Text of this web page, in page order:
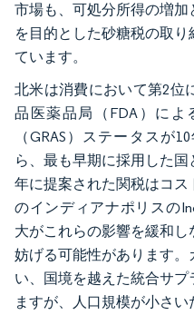
市場も、可処分所得の増
を目的とした砂糖税の取
ています。
北米は消費において第2位
品医薬品局（FDA）によ
（GRAS）ステータスが
ら、最も早期に採用した
年に提案された関税はコス
のインディアナポリスの
大がこれらの影響を緩和
妨げる可能性があります
い、国境を越えた統合サ
ますが、人口規模が小さ